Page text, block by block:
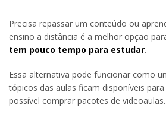
Precisa repassar um conteúdo ou
ensino a distância é a melhor opção
tem pouco tempo para estudar.
Essa alternativa pode funcionar como
tópicos das aulas ficam disponíveis
possível comprar pacotes de videoaulas.